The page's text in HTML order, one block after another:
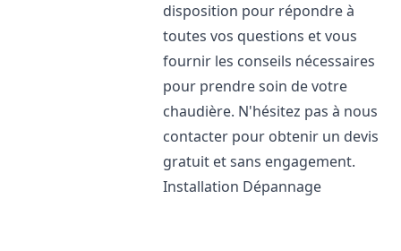
disposition pour répondre à
toutes vos questions et vous
fournir les conseils nécessaires
pour prendre soin de votre
chaudière. N'hésitez pas à nous
contacter pour obtenir un devis
gratuit et sans engagement.
Installation Dépannage